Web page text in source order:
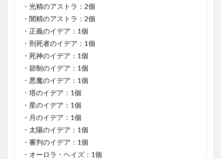
・光精のアストラ：2個
・闇精のアストラ：2個
・正義のイデア：1個
・刑死者のイデア：1個
・死神のイデア：1個
・節制のイデア：1個
・悪魔のイデア：1個
・塔のイデア：1個
・星のイデア：1個
・月のイデア：1個
・太陽のイデア：1個
・審判のイデア：1個
・オーロラ・ヘイズ：1個